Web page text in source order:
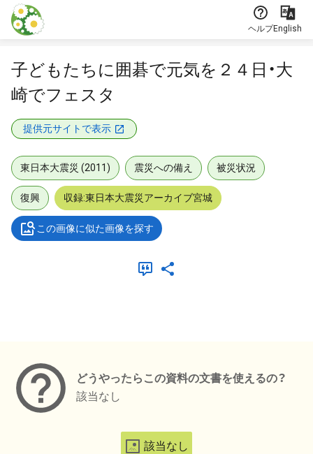
本文に飛ぶ
ヘルプEnglish
子どもたちに囲碁で元気を２４日・大
崎でフェスタ
提供元サイトで表示
東日本大震災 (2011) 震災への備え 被災状況
復興 収録:東日本大震災アーカイブ宮城
この画像に似た画像を探す
どうやったらこの資料の文書を使えるの？
該当なし
該当なし